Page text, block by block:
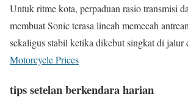
Untuk ritme kota, perpaduan rasio transmisi
membuat Sonic terasa lincah memecah
sekaligus stabil ketika dikebut singkat di jalur
Motorcycle Prices
tips setelan berkendara harian